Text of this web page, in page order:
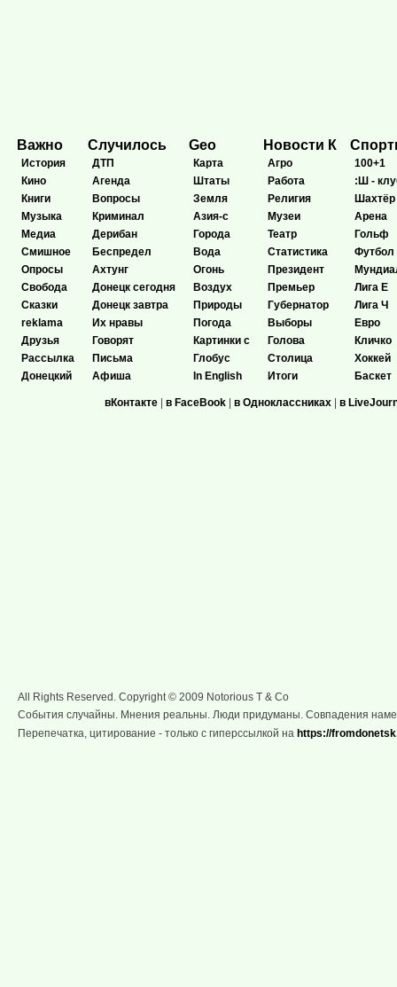
Важно
История
Кино
Книги
Музыка
Медиа
Смишное
Опросы
Свобода
Сказки
reklama
Друзья
Рассылка
Донецкий
Случилось
ДТП
Агенда
Вопросы
Криминал
Дерибан
Беспредел
Ахтунг
Донецк сегодня
Донецк завтра
Их нравы
Говорят
Письма
Афиша
Geo
Карта
Штаты
Земля
Азия-с
Города
Вода
Огонь
Воздух
Природы
Погода
Картинки с
Глобус
In English
Новости К
Агро
Работа
Религия
Музеи
Театр
Статистика
Президент
Премьер
Губернатор
Выборы
Голова
Столица
Итоги
100+1
:Ш -
Шахтёр
Арена
Гольф
Футбол
Лига Е
Лига Ч
Евро
Кличко
Хоккей
Баскет
вКонтакте | в FaceBook | в Одноклассниках | в
All Rights Reserved. Copyright © 2009 Notorious T & Co
События случайны. Мнения реальны. Люди придуманы. Совпадения
Перепечатка, цитирование - только с гиперссылкой на https://